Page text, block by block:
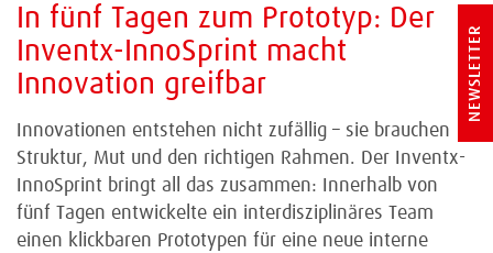
In fünf Tagen zum Prototyp: Der
Inventx-InnoSprint macht
Innovation greifbar
Innovationen entstehen nicht zufällig – sie brauchen
Struktur, Mut und den richtigen Rahmen. Der Inventx-
InnoSprint bringt all das zusammen: Innerhalb von
fünf Tagen entwickelte ein interdisziplinäres Team
einen klickbaren Prototypen für eine neue interne
NEWSLETTER